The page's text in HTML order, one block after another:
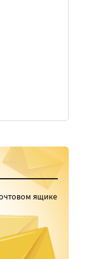
ящике